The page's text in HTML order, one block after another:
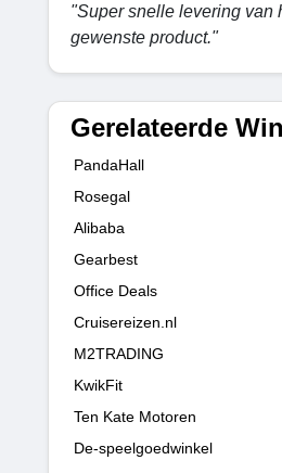
"Super snelle levering van
gewenste product."
Gerelateerde
PandaHall
Rosegal
Alibaba
Gearbest
Office Deals
Cruisereizen.nl
M2TRADING
KwikFit
Ten Kate Motoren
De-speelgoedwinkel